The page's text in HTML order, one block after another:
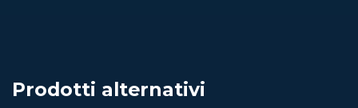
Prodotti alternativi